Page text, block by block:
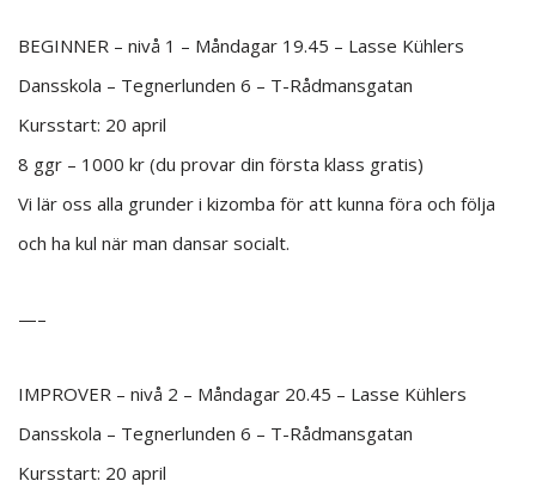
BEGINNER – nivå 1 – Måndagar 19.45 – Lasse Kühlers
Dansskola – Tegnerlunden 6 – T-Rådmansgatan
Kursstart: 20 april
8 ggr – 1000 kr (du provar din första klass gratis)
Vi lär oss alla grunder i kizomba för att kunna föra och följa
och ha kul när man dansar socialt.
—–
IMPROVER – nivå 2 – Måndagar 20.45 – Lasse Kühlers
Dansskola – Tegnerlunden 6 – T-Rådmansgatan
Kursstart: 20 april